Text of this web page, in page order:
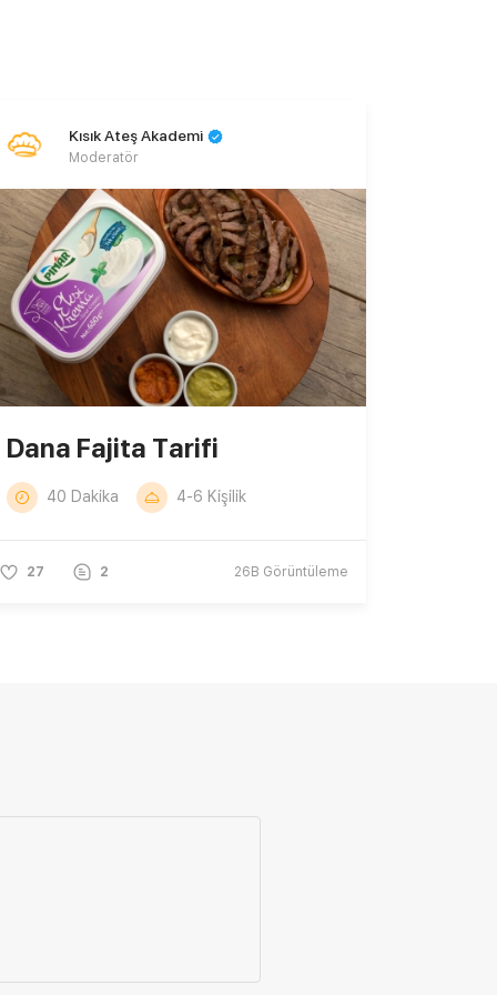
Kısık Ateş Akademi
Moderatör
Dana Fajita Tarifi
40 Dakika 4-6 Kişilik
27 2 26B Görüntüleme